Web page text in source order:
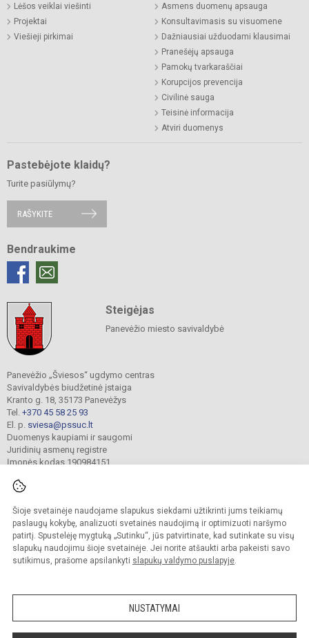
Šioje svetainėje naudojame slapukus siekdami užtikrinti jums teikiamų
paslaugų kokybę, analizuoti svetainės naudojimą ir optimizuoti naršymo
patirtį. Spustelėję mygtuką „Sutinku“, jūs patvirtinate, kad sutinkate su visų
slapukų naudojimu šioje svetainėje. Jei norite atšaukti arba pakeisti savo
sutikimus, prašome apsilankyti slapukų valdymo puslapyje.
NUSTATYMAI
Lėšos veiklai viešinti
Projektai
Viešieji pirkimai
Asmens duomenų apsauga
Konsultavimasis su visuomene
Dažniausiai užduodami klausimai
Pranešėjų apsauga
Pamokų tvarkaraščiai
Korupcijos prevencija
Civilinė sauga
Teisinė informacija
Atviri duomenys
Pastebėjote klaidų?
Turite pasiūlymų?
RAŠYKITE
Bendraukime
Steigėjas
Panevėžio miesto savivaldybė
Panevėžio „Šviesos“ ugdymo centras
Savivaldybės biudžetinė įstaiga
Kranto g. 18, 35173 Panevėžys
Tel. +370 45 58 25 93
El. p. sviesa@pssuc.lt
Duomenys kaupiami ir saugomi
Juridinių asmenų registre
Įmonės kodas 190984151
© 2021. Panevėžio „Šviesos“ ugdymo centras. Visos teisės saugomos.
Kopijuoti turinį be raštiško administracijos sutikimo griežtai draudžiama.
Prieinamumo paraiška Slapukų valdymas
Sumanus būdas atnaujinti